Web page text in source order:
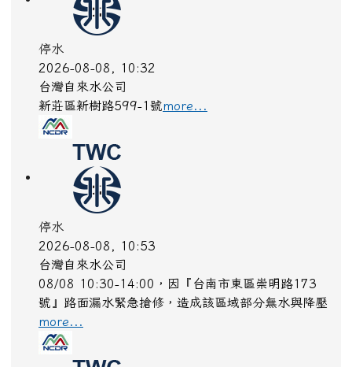
停水
2026-08-08, 10:32
台灣自來水公司
新莊區新樹路599-1號more...
停水
2026-08-08, 10:53
台灣自來水公司
08/08 10:30-14:00，因『台南市東區崇明路173
號』路面漏水緊急搶修，造成該區域部分無水與降壓
more...